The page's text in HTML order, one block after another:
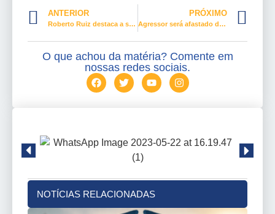
ANTERIOR
Roberto Ruiz destaca a saúde do trabalhador e do dirigente sindical
PRÓXIMO
Agressor será afastado do lar por oferecer risco à mulher e filhos
O que achou da matéria? Comente em
nossas redes sociais.
NOTÍCIAS RELACIONADAS